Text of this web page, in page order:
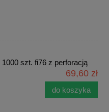
szt. fi76 z perforacją
69,60 zł
do koszyka